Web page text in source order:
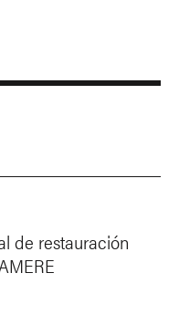
de restauración